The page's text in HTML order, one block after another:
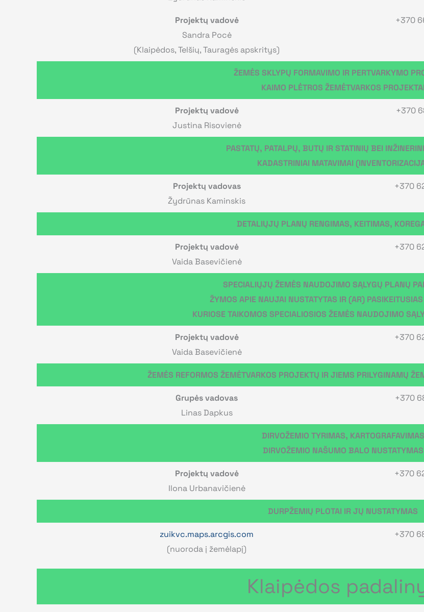
Projektų vadovė
Sandra Pocė
(Klaipėdos, Telšių, Tauragės apskritys)
+370
ŽEMĖS SKLYPŲ FORMAVIMO IR PERTVARKYMO
KAIMO PLĖTROS ŽEMĖTVARKOS PROJEKTAI
Projektų vadovė
Justina Risovienė
+370
PASTATŲ, PATALPŲ, BUTŲ IR STATINIŲ BEI
KADASTRINIAI MATAVIMAI
Projektų vadovas
Žydrūnas Kaminskis
+370
DETALIŲJŲ PLANŲ RENGIMAS, KEITIMAS,
Projektų vadovė
Vaida Basevičienė
+370
SPECIALIŲJŲ ŽEMĖS NAUDOJIMO SĄLYGŲ PLANŲ
ŽYMOS APIE NAUJAI NUSTATYTAS IR (AR)
KURIOSE TAIKOMOS SPECIALIOSIOS ŽEMĖS NAUDOJIMO
Projektų vadovė
Vaida Basevičienė
+370
ŽEMĖS REFORMOS ŽEMĖTVARKOS PROJEKTŲ IR JIEMS PRILYGINAMŲ
Grupės vadovas
Linas Dapkus
+370
DIRVOŽEMIO TYRIMAS, KARTOGRAFAVIMAS
DIRVOŽEMIO NAŠUMO BALO NUSTATYMAS
Projektų vadovė
Ilona Urbanavičienė
+370
DURPŽEMIŲ PLOTAI IR JŲ NUSTATYMAS
zuikvc.maps.arcgis.com
(nuoroda į žemėlapį)
+370
Klaipėdos